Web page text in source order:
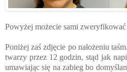
Powyżej możecie sami
Poniżej zaś zdjęcie po nałożeniu
twarzy przez 12 godzin, stąd jak
umawiając się na zabieg bo